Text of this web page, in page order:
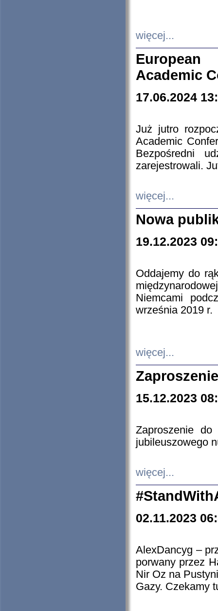
więcej...
European
Academic
17.06.2024
Już jutro
Academic
Bezpośredni
zarejestrowali.
więcej...
Nowa
19.12.2023
Oddajemy do
Niemcami
września 2019 r.
więcej...
15.12.2023
Zaproszenie do
jubileuszowego
więcej...
02.11.2023
AlexDancyg –
porwany przez
Nir Oz na
Gazy. Czekamy